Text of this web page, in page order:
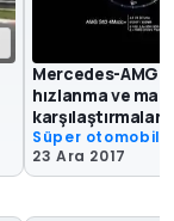
Mercedes-AMG
hızlanma ve
karşılaştırmaları
Süper
23 Ara 2017